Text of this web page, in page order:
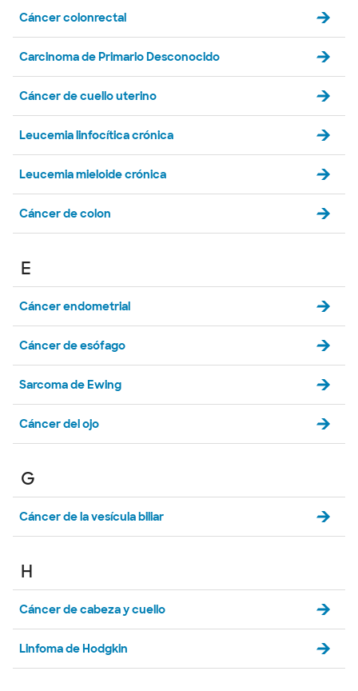
Cáncer colonrectal
Carcinoma de Primario Desconocido
Cáncer de cuello uterino
Leucemia linfocítica crónica
Leucemia mieloide crónica
Cáncer de colon
E
Cáncer endometrial
Cáncer de esófago
Sarcoma de Ewing
Cáncer del ojo
G
Cáncer de la vesícula biliar
H
Cáncer de cabeza y cuello
Linfoma de Hodgkin